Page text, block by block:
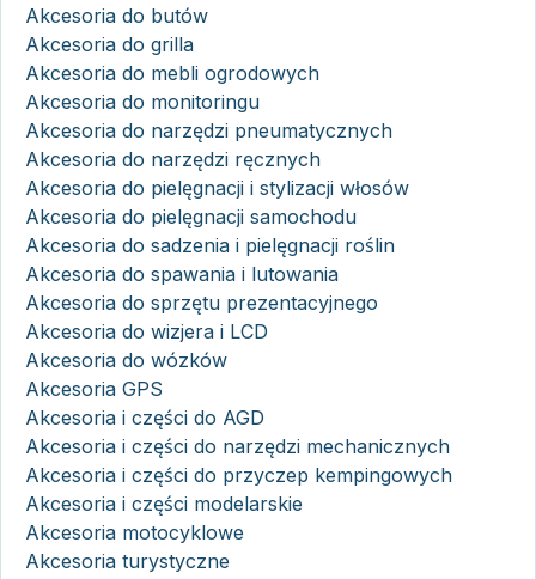
Akcesoria do butów
Akcesoria do grilla
Akcesoria do mebli ogrodowych
Akcesoria do monitoringu
Akcesoria do narzędzi pneumatycznych
Akcesoria do narzędzi ręcznych
Akcesoria do pielęgnacji i stylizacji włosów
Akcesoria do pielęgnacji samochodu
Akcesoria do sadzenia i pielęgnacji roślin
Akcesoria do spawania i lutowania
Akcesoria do sprzętu prezentacyjnego
Akcesoria do wizjera i LCD
Akcesoria do wózków
Akcesoria GPS
Akcesoria i części do AGD
Akcesoria i części do narzędzi mechanicznych
Akcesoria i części do przyczep kempingowych
Akcesoria i części modelarskie
Akcesoria motocyklowe
Akcesoria turystyczne